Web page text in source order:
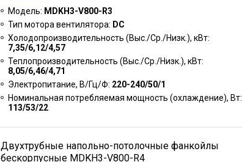
Модель: MDKH3-V800-R3
Тип мотора вентилятора: DC
Холодопроизводительность (Выс./Ср./Низк.), кВт:
7,35/6,12/4,57
Теплопроизводительность (Выс./Ср./Низк.), кВт:
8,05/6,46/4,71
Электропитание, В/Гц/Ф: 220-240/50/1
Номинальная потребляемая мощность (охлаждение), Вт:
113/53/22
Двухтрубные напольно-потолочные фанкойлы
бескорпусные MDKH3-V800-R4